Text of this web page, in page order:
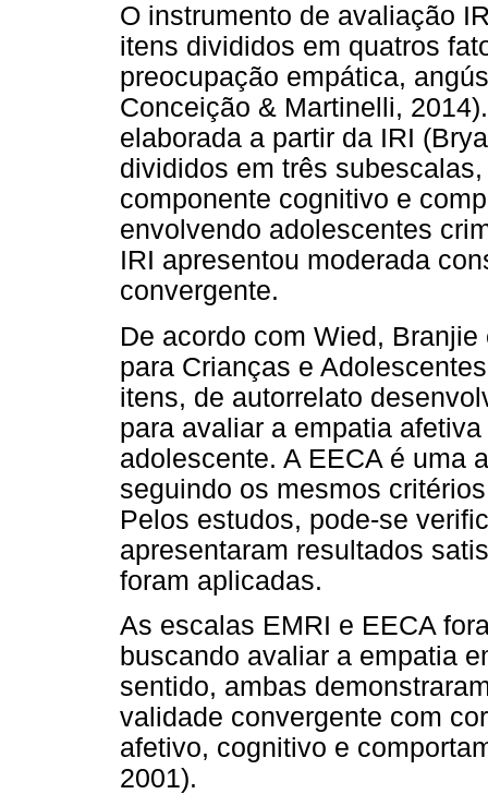
O instrumento de avaliação
itens divididos em quatros
preocupação empática,
Conceição & Martinelli,
elaborada a partir da IRI
divididos em três
componente cognitivo e
envolvendo adolescentes
IRI apresentou moderada
convergente.
De acordo com Wied,
para Crianças e
itens, de autorrelato
para avaliar a empatia
adolescente. A EECA é uma
seguindo os mesmos
Pelos estudos, pode-se
apresentaram resultados
foram aplicadas.
As escalas EMRI e EECA
buscando avaliar a empatia
sentido, ambas
validade convergente com
afetivo, cognitivo e
2001).